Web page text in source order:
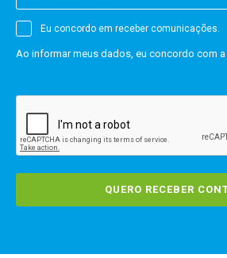
Eu concordo em receber comunicações.
Ao informar meus dados, eu concordo com a
QUERO RECEBER